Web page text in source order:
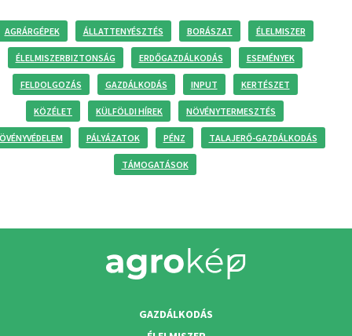
AGRÁRGÉPEK ÁLLATTENYÉSZTÉS BORÁSZAT ÉLELMISZER
ÉLELMISZERBIZTONSÁG ERDŐGAZDÁLKODÁS ESEMÉNYEK
FELDOLGOZÁS GAZDÁLKODÁS INPUT KERTÉSZET
KÖZÉLET KÜLFÖLDI HÍREK NÖVÉNYTERMESZTÉS
PÁLYÁZATOK PÉNZ TALAJERŐ-GAZDÁLKODÁS
TÁMOGATÁSOK
GAZDÁLKODÁS